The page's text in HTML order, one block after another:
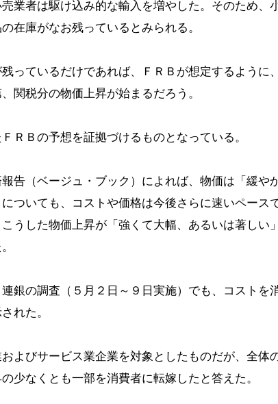
業者は駆け込み的な輸入を増やした。そのため、
在庫がなお残っているとみられる。
っているだけであれば、ＦＲＢが想定するように
関税分の物価上昇が始まるだろう。
ＲＢの予想を証拠づけるものとなっている。
告（ベージュ・ブック）によれば、物価は「緩やか
ついても、コストや価格は今後さらに速いペース
うした物価上昇が「強くて大幅、あるいは著しい
銀の調査（５月２日～９日実施）でも、コストを
れた。
よびサービス業企業を対象としたものだが、全体
少なくとも一部を消費者に転嫁したと答えた。